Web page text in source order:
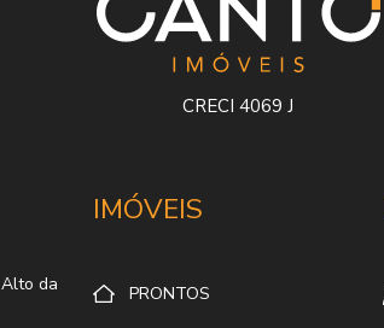
CRECI 4069 J
da
IMÓVEIS
PRONTOS